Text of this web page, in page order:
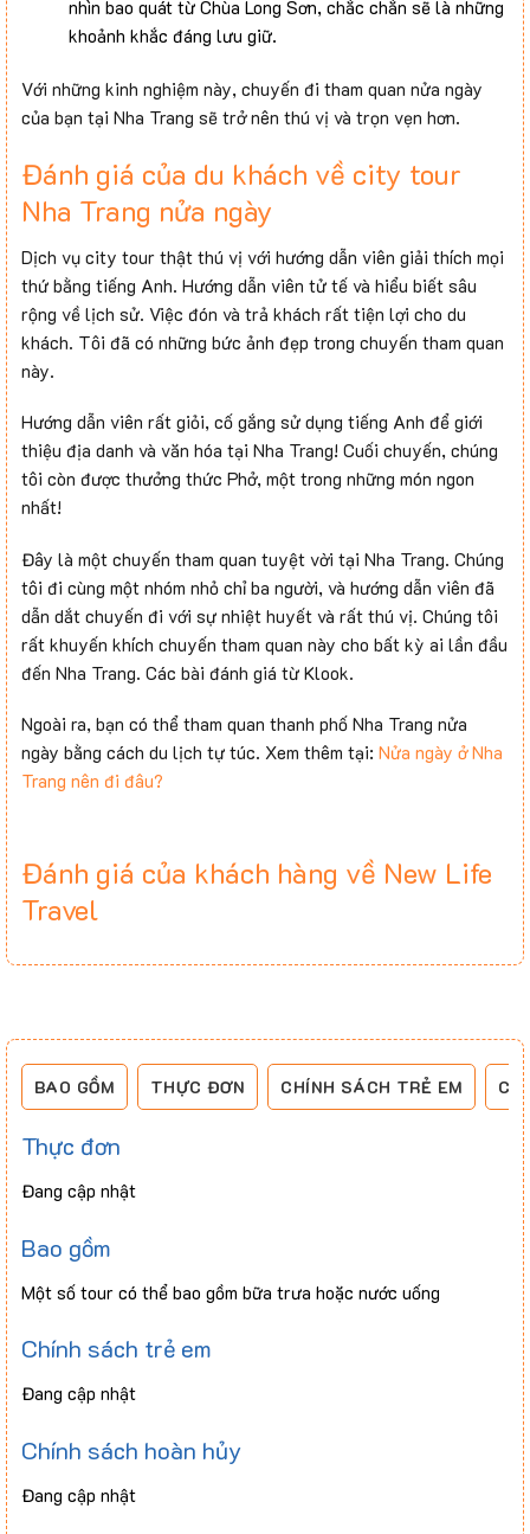
nhìn bao quát từ Chùa Long Sơn, chắc chắn sẽ là những
khoảnh khắc đáng lưu giữ.
Với những kinh nghiệm này, chuyến đi tham quan nửa ngày
của bạn tại Nha Trang sẽ trở nên thú vị và trọn vẹn hơn.
Đánh giá của du khách về city tour
Nha Trang nửa ngày
Dịch vụ city tour thật thú vị với hướng dẫn viên giải thích mọi
thứ bằng tiếng Anh. Hướng dẫn viên tử tế và hiểu biết sâu
rộng về lịch sử. Việc đón và trả khách rất tiện lợi cho du
khách. Tôi đã có những bức ảnh đẹp trong chuyến tham quan
này.
Hướng dẫn viên rất giỏi, cố gắng sử dụng tiếng Anh để giới
thiệu địa danh và văn hóa tại Nha Trang! Cuối chuyến, chúng
tôi còn được thưởng thức Phở, một trong những món ngon
nhất!
Đây là một chuyến tham quan tuyệt vời tại Nha Trang. Chúng
tôi đi cùng một nhóm nhỏ chỉ ba người, và hướng dẫn viên đã
dẫn dắt chuyến đi với sự nhiệt huyết và rất thú vị. Chúng tôi
rất khuyến khích chuyến tham quan này cho bất kỳ ai lần đầu
đến Nha Trang. Các bài đánh giá từ Klook.
Ngoài ra, bạn có thể tham quan thanh phố Nha Trang nửa
ngày bằng cách du lịch tự túc. Xem thêm tại: Nửa ngày ở Nha
Trang nên đi đâu?
Đánh giá của khách hàng về New Life
Travel
BAO GỒM THỰC ĐƠN CHÍNH SÁCH TRẺ EM
Thực đơn
Đang cập nhật
Bao gồm
Một số tour có thể bao gồm bữa trưa hoặc nước uống
Chính sách trẻ em
Đang cập nhật
Chính sách hoàn hủy
Đang cập nhật